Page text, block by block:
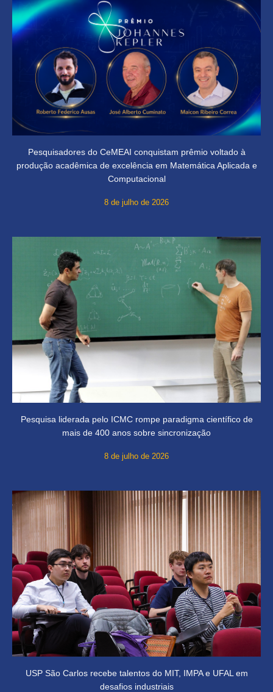
Pesquisadores do CeMEAI conquistam prêmio voltado à
produção acadêmica de excelência em Matemática Aplicada e
Computacional
8 de julho de 2026
Pesquisa liderada pelo ICMC rompe paradigma científico de
mais de 400 anos sobre sincronização
8 de julho de 2026
USP São Carlos recebe talentos do MIT, IMPA e UFAL em
desafios industriais